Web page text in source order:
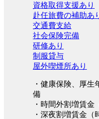
資格取得支援あり
赴任旅費の補助あ
交通費支給
社会保険完備
研修あり
制服貸与
屋外喫煙所あり
・健康保険、厚
備
・時間外割増賃金
・深夜割増賃金（